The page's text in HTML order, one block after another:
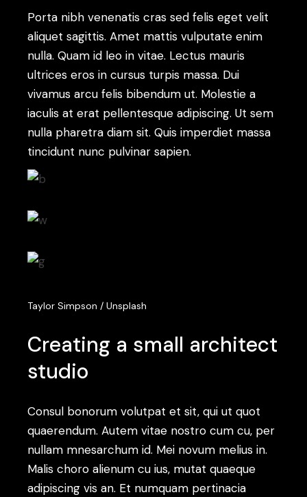
Porta nibh venenatis cras sed felis eget velit
aliquet sagittis. Amet mattis vulputate enim
nulla. Quam id leo in vitae. Lectus mauris
ultrices eros in cursus turpis massa. Dui
vivamus arcu felis bibendum ut. Molestie a
iaculis at erat pellentesque adipiscing. Ut sem
nulla pharetra diam sit. Quis imperdiet massa
tincidunt nunc pulvinar sapien.
Taylor Simpson / Unsplash
Creating a small architect
studio
Consul bonorum volutpat et sit, qui ut quot
quaerendum. Autem vitae nostro cum cu, per
nullam mnesarchum id. Mei novum melius in.
Malis choro alienum cu ius, mutat quaeque
adipiscing vis an. Et numquam pertinacia